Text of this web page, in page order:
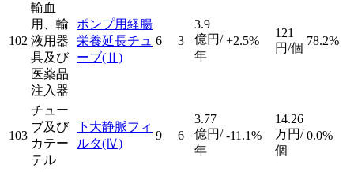
102
輸血
用、輸
液用器
具及び
医薬品
注入器
ポンプ用経腸
栄養延長チュ
ーブ(Ⅱ)
6 3
3.9
億円/
年
+2.5%
121
円/個
78.2%
103
チュー
ブ及び
カテー
テル
下大静脈フィ
ルタ(Ⅳ)
9 6
3.77
億円/
年
-11.1%
14.26
万円/
個
0.0%